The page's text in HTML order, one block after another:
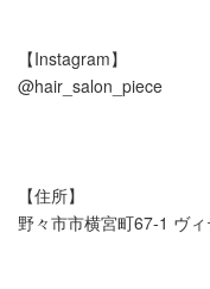
【Instagram】
@hair_salon_piece
【住所】
野々市市横宮町67-1 ヴ